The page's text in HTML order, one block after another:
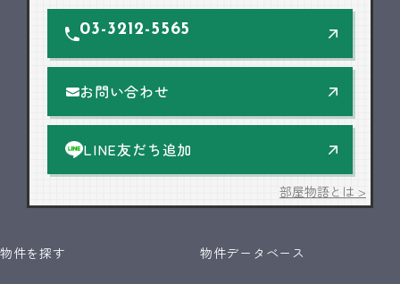
03-3212-5565
お問い合わせ
LINE友だち追加
部屋物語とは >
物件を探す 物件データベース